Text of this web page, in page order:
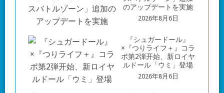
のアップデートを実施
2026年8月6日
『シュガードール』
×『つりライフ＋』コラ
ボ第2弾开始、新ロイヤ
ルドール「ウミ」登場
2026年8月6日